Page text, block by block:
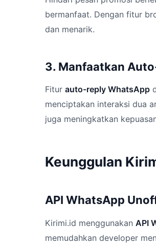
bermanfaat. Dengan fitur
dan menarik.
3. Manfaatkan
Fitur auto-reply WhatsApp
menciptakan interaksi dua
juga meningkatkan
Keunggulan
API WhatsApp
Kirimi.id menggunakan API
memudahkan developer